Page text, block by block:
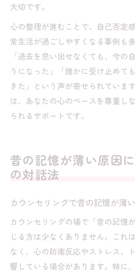
大切です。
心の整理が進むことで、自己否定
常生活が過ごしやすくなる事例も
「過去を思い出せなくても、今の
うになった」「誰かに受け止めて
きた」という声が寄せられていま
は、あなたの心のペースを尊重し
られるサポートです。
昔の記憶が薄い原因
の対話法
カウンセリングで昔の記憶が薄
カウンセリングの場で「昔の記憶
じる方は少なくありません。これ
なく、心の防衛反応やストレス、
響している場合があります。特に